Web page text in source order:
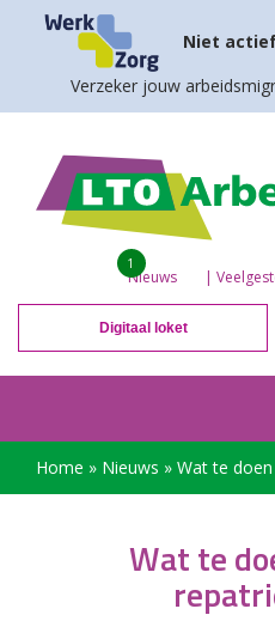
Niet
Verzeker jouw
Nieuws
1
|
Digitaal loket
Home » Nieuws » Wat te
Wat te